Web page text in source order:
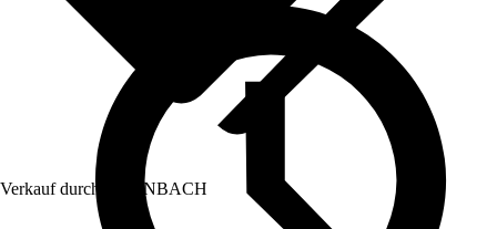
Verkauf durch: HORNBACH